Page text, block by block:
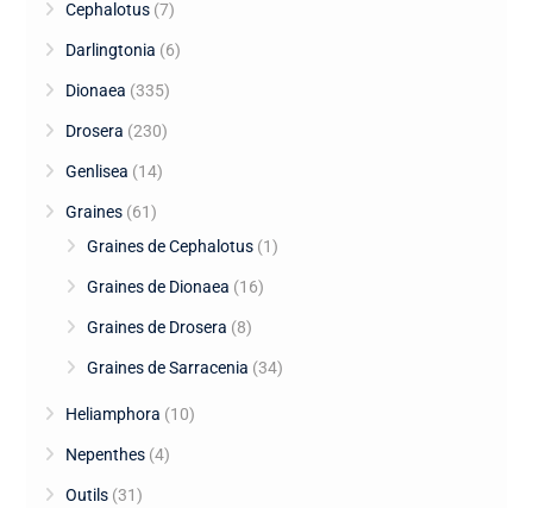
Cephalotus (7)
Darlingtonia (6)
Dionaea (335)
Drosera (230)
Genlisea (14)
Graines (61)
Graines de Cephalotus (1)
Graines de Dionaea (16)
Graines de Drosera (8)
Graines de Sarracenia (34)
Heliamphora (10)
Nepenthes (4)
Outils (31)